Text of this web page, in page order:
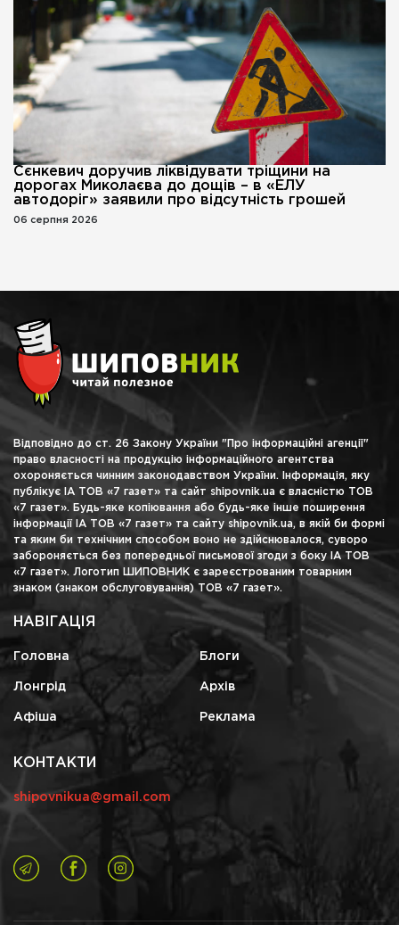
Сєнкевич доручив ліквідувати тріщини на
дорогах Миколаєва до дощів – в «ЕЛУ
автодоріг» заявили про відсутність грошей
06 серпня 2026
Відповідно до ст. 26 Закону України "Про інформаційні агенції"
право власності на продукцію інформаційного агентства
охороняється чинним законодавством України. Інформація, яку
публікує ІА ТОВ «7 газет» та сайт shipovnik.ua є власністю ТОВ
«7 газет». Будь-яке копіювання або будь-яке інше поширення
інформації ІА ТОВ «7 газет» та сайту shipovnik.ua, в якій би формі
та яким би технічним способом воно не здійснювалося, суворо
забороняється без попередньої письмової згоди з боку ІА ТОВ
«7 газет». Логотип ШИПОВНИК є зареєстрованим товарним
знаком (знаком обслуговування) ТОВ «7 газет».
НАВІГАЦІЯ
Головна Блоги
Лонгрід Архів
Афіша Реклама
КОНТАКТИ
shipovnikua@gmail.com